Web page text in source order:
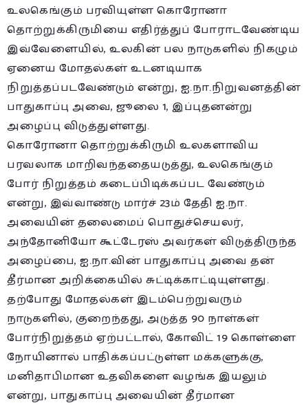
உலகெங்கும் பரவியுள்ள கொரோனா
தொற்றுக்கிருமியை எதிர்த்துப் போராடவேண்டிய
இவ்வேளையில், உலகின் பல நாடுகளில் நிகழும்
ஏனைய மோதல்கள் உடனடியாக
நிறுத்தப்படவேண்டும் என்று, ஐ.நா.நிறுவனத்தின்
பாதுகாப்பு அவை, ஜூலை 1, இப்புதனன்று
அழைப்பு விடுத்துள்ளது.
கொரோனா தொற்றுக்கிருமி உலகளாவிய
பரவலாக மாறிவந்ததையடுத்து, உலகெங்கும்
போர் நிறுத்தம் கடைப்பிடிக்கப்பட வேண்டும்
என்று, இவ்வாண்டு மார்ச் 23ம் தேதி ஐ.நா.
அவையின் தலைமைப் பொதுச்செயலர்,
அந்தோனியோ கூட்டேரஸ் அவர்கள் விடுத்திருந்த
அழைப்பை, ஐ.நா.வின் பாதுகாப்பு அவை தன்
தீர்மான அறிக்கையில் சுட்டிக்காட்டியுள்ளது.
தற்போது மோதல்கள் இடம்பெற்றுவரும்
நாடுகளில், குறைந்தது, அடுத்த 90 நாள்கள்
போர்நிறுத்தம் ஏற்பட்டால், கோவிட் 19 கொள்ளை
நோயினால் பாதிக்கப்பட்டுள்ள மக்களுக்கு,
மனிதாபிமான உதவிகளை வழங்க இயலும்
என்று, பாதுகாப்பு அவையின் தீர்மான